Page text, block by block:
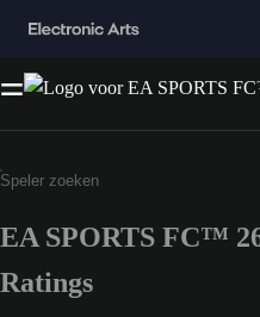
EA SPORTS FC™
Ratings